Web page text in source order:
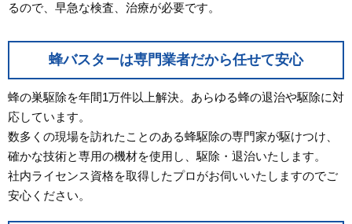
るので、早急な検査、治療が必要です。
蜂バスターは専門業者だから任せて安心
蜂の巣駆除を年間1万件以上解決。あらゆる蜂の退治や駆除に対
応しています。
数多くの現場を訪れたことのある蜂駆除の専門家が駆けつけ、
確かな技術と専用の機材を使用し、駆除・退治いたします。
社内ライセンス資格を取得したプロがお伺いいたしますのでご
安心ください。